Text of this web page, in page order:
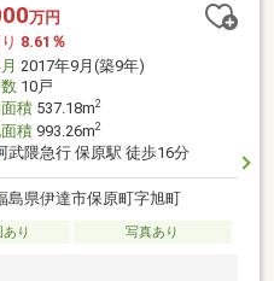
万円
8.61％
2017年9月(築9年)
10戸
積537.18m2
積993.26m2
武隈急行 保原駅 徒歩16分
島県伊達市保原町字旭町
り 写真あり